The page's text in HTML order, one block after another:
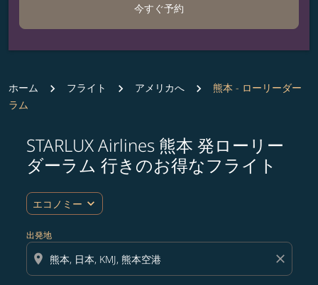
今すぐ予約
ホーム フライト アメリカへ
熊本 - ローリーダー
ラム
STARLUX Airlines 熊本 発ローリー
ダーラム 行きのお得なフライト
エコノミー expand_more
出発地
location_on close
ルート (出発地および/または目的地) を更新するか、以